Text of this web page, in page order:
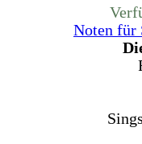
Noten für